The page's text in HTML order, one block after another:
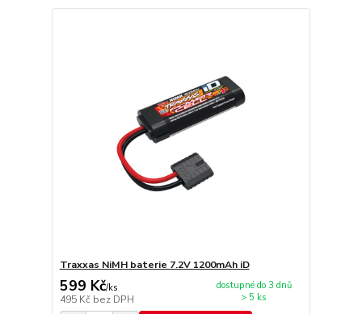
Traxxas NiMH baterie 7.2V 1200mAh iD
599 Kč/ks
495 Kč bez DPH
dostupné do 3 dnů
> 5 ks